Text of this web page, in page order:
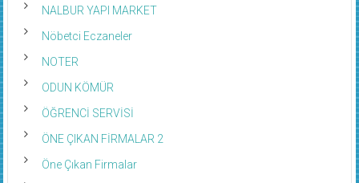
NALBUR YAPI MARKET
Nöbetci Eczaneler
NOTER
ODUN KÖMÜR
ÖĞRENCİ SERVİSİ
ÖNE ÇIKAN FİRMALAR 2
Öne Çıkan Firmalar